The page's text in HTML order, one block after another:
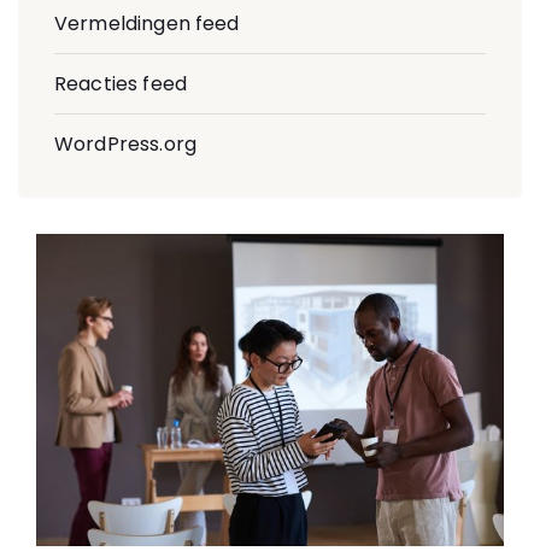
Vermeldingen feed
Reacties feed
WordPress.org